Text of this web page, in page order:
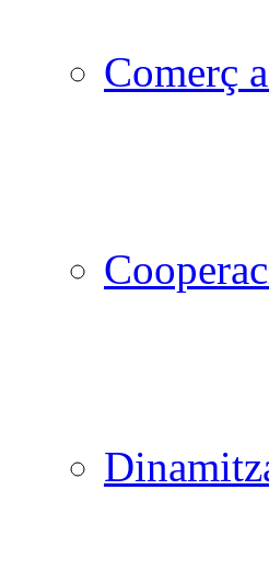
Comerç